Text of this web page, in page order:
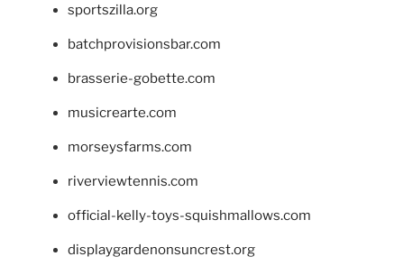
sportszilla.org
batchprovisionsbar.com
brasserie-gobette.com
musicrearte.com
morseysfarms.com
riverviewtennis.com
official-kelly-toys-squishmallows.com
displaygardenonsuncrest.org